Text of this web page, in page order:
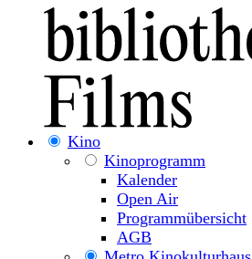
Kino
Kinoprogramm
Kalender
Open Air
Programmübersicht
AGB